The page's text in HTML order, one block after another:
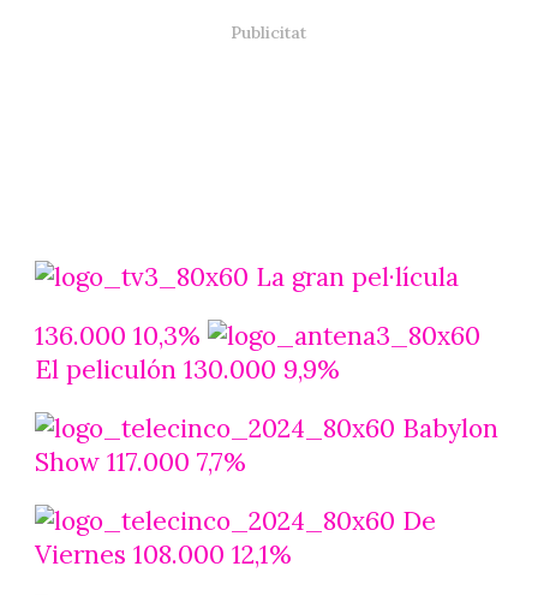
La gran pel·lícula
136.000 10,3%
El peliculón 130.000 9,9%
Babylon
Show 117.000 7,7%
De
Viernes 108.000 12,1%